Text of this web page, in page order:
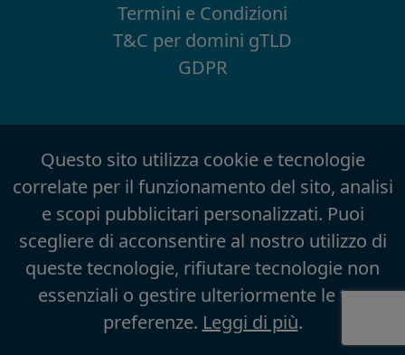
Termini e Condizioni
T&C per domini gTLD
GDPR
Questo sito utilizza cookie e tecnologie
correlate per il funzionamento del sito, analisi
e scopi pubblicitari personalizzati. Puoi
scegliere di acconsentire al nostro utilizzo di
queste tecnologie, rifiutare tecnologie non
essenziali o gestire ulteriormente le tue
preferenze. Leggi di più.